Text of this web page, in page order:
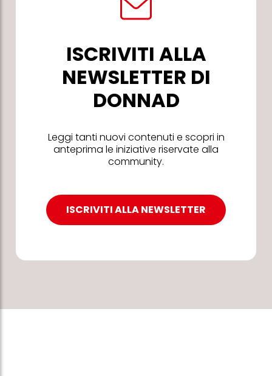
ISCRIVITI ALLA
NEWSLETTER DI
DONNAD
Leggi tanti nuovi contenuti e scopri in
anteprima le iniziative riservate alla
community.
ISCRIVITI ALLA NEWSLETTER